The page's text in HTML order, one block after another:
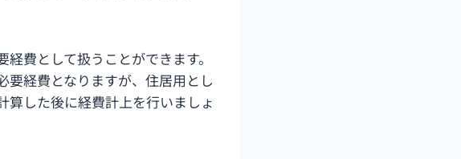
費として扱うことができます。
要経費となりますが、住居用とし
算した後に経費計上を行いましょ